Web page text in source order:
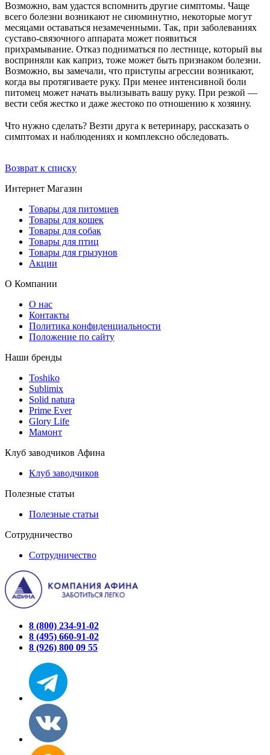
Возможно, вам удастся вспомнить другие симптомы. Чаще
всего болезни возникают не сиюминутно, некоторые могут
месяцами оставаться незамеченными. Так, при заболеваниях
суставо-связочного аппарата может появиться
прихрамывание. Отказ подниматься по лестнице, который вы
восприняли как каприз, тоже может быть признаком болезни.
Возможно, вы замечали, что приступы агрессии возникают,
когда вы протягиваете руку. При менее интенсивной боли
питомец может начать вылизывать вашу руку. При резкой —
вести себя жестко и даже жестоко по отношению к хозяину.
Что нужно сделать? Везти друга к ветеринару, рассказать о
симптомах и наблюдениях и комплексно обследовать.
Возврат к списку
Интернет Магазин
Товары для питомцев
Товары для кошек
Товары для собак
Товары для птиц
Товары для грызунов
Акции
О Компании
О нас
Контакты
Политика конфиденциальности
Положение по сайту
Наши бренды
Toshiko
Sublimix
Solid natura
Prime Ever
Glory Life
Мамонт
Клуб заводчиков Афина
Клуб заводчиков
Полезные статьи
Полезные статьи
Сотрудничество
Сотрудничество
8 (800) 234-91-02
8 (495) 660-91-02
8 (926) 800 09 55